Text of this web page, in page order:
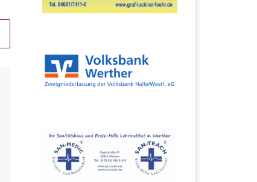
Veröffentlicht am
bis zum 19. April
eingestellt